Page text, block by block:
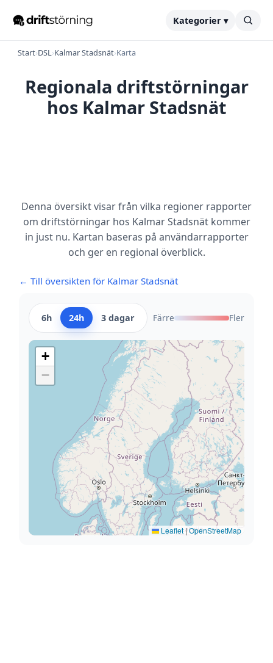
Kategorier ▾
Start›DSL›Kalmar Stadsnät›Karta
Regionala driftstörningar
hos Kalmar Stadsnät
Denna översikt visar från vilka regioner rapporter
om driftstörningar hos Kalmar Stadsnät kommer
in just nu. Kartan baseras på användarrapporter
och ger en regional överblick.
← Till översikten för Kalmar Stadsnät
6h 24h 3 dagar Färre Fler
+
−
Leaflet|OpenStreetMap